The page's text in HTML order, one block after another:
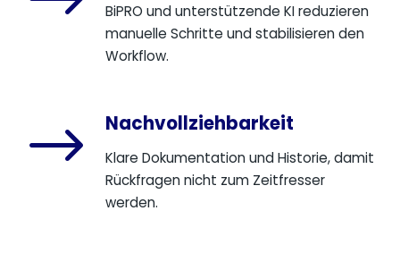
BiPRO und unterstützende KI reduzieren
manuelle Schritte und stabilisieren den
Workflow.
$ Nachvollziehbarkeit
Klare Dokumentation und Historie, damit
Rückfragen nicht zum Zeitfresser
werden.